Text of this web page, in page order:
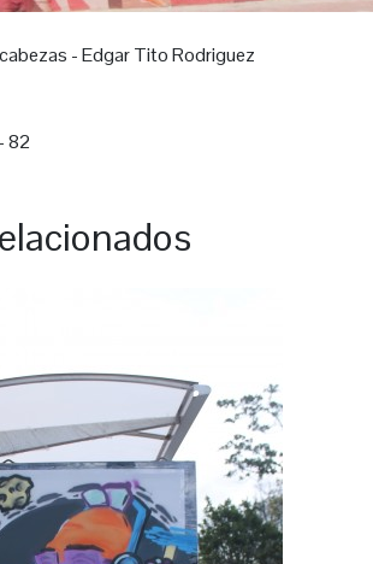
- Edgar Tito Rodriguez
82